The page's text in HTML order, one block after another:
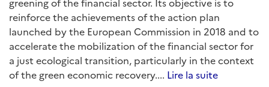
reinforce the achievements of the action plan
launched by the European Commission in 2018 and to
accelerate the mobilization of the financial sector for
a just ecological transition, particularly in the context
of the green economic recovery.... Lire la suite